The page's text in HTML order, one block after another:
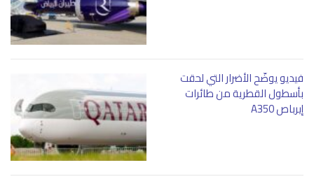
فيديو يوضّح الأضرار التي لحقت
بأسطول القطرية من طائرات
إيرباص A350